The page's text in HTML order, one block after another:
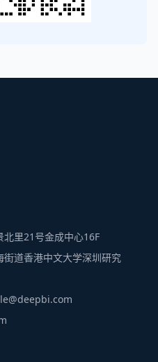
里21号金成中心16F
道香港中文大学深圳研究